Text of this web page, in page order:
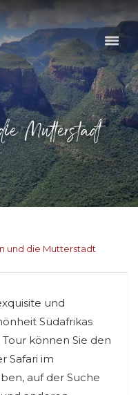
Mutterstadt
und die Mutterstadt
und
Südafrikas
können Sie den
Safari im
auf der Suche